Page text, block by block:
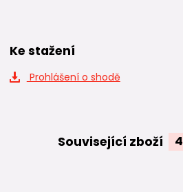
Ke stažení
Prohlášení o shodě
Související zboží 4